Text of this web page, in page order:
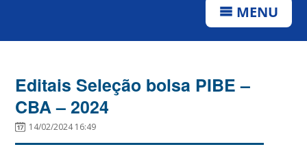
MENU
Editais Seleção bolsa PIBE –
CBA – 2024
14/02/2024 16:49